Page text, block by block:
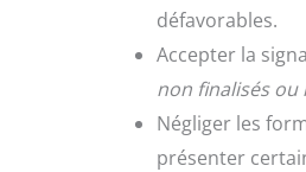
défavorables.
Accepter la
non finalisés ou
Négliger les
présenter